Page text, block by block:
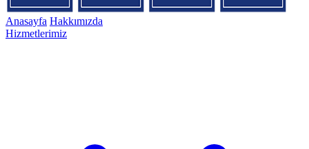
Anasayfa Hakkımızda
Hizmetlerimiz